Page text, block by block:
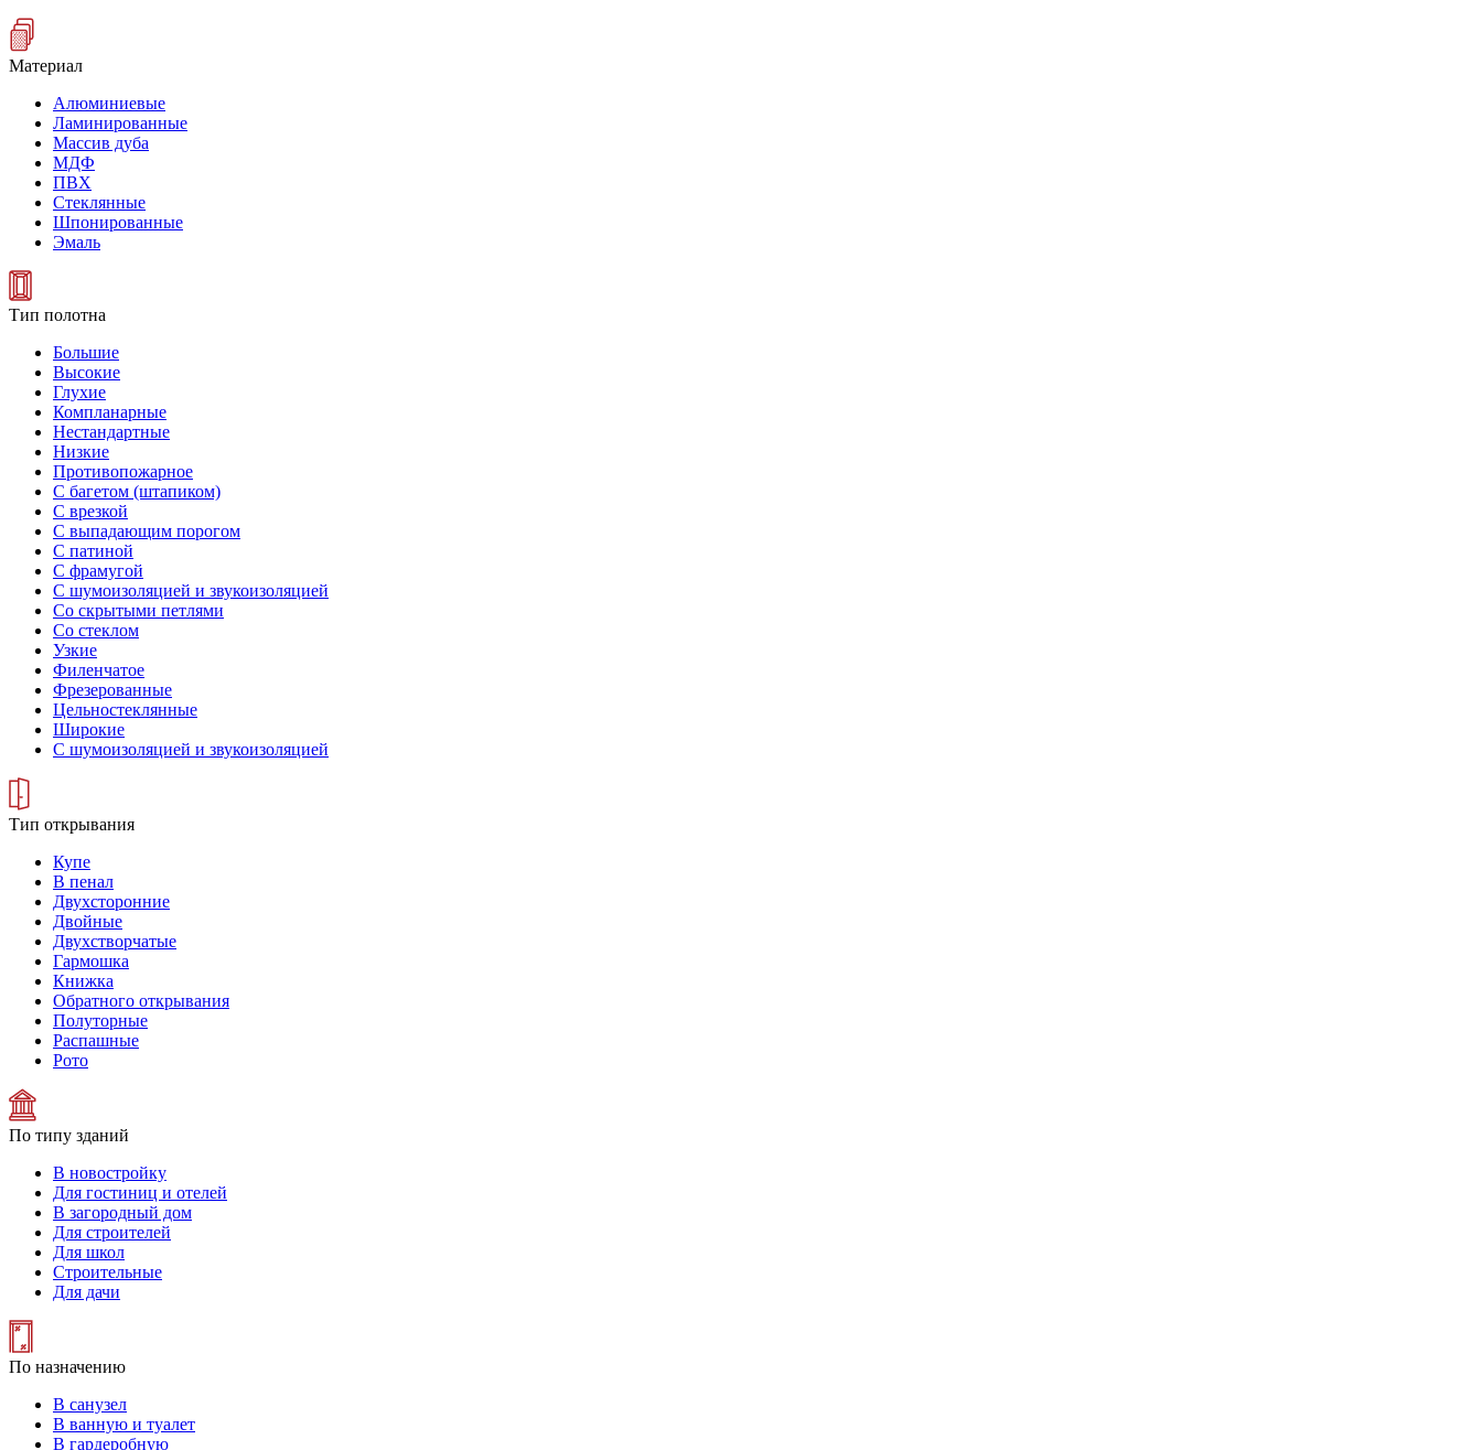
Материал
Алюминиевые
Ламинированные
Массив дуба
МДФ
ПВХ
Стеклянные
Шпонированные
Эмаль
Тип полотна
Большие
Высокие
Глухие
Компланарные
Нестандартные
Низкие
Противопожарное
С багетом (штапиком)
С врезкой
С выпадающим порогом
С патиной
С фрамугой
С шумоизоляцией и звукоизоляцией
Со скрытыми петлями
Со стеклом
Узкие
Филенчатое
Фрезерованные
Цельностеклянные
Широкие
С шумоизоляцией и звукоизоляцией
Тип открывания
Купе
В пенал
Двухсторонние
Двойные
Двухстворчатые
Гармошка
Книжка
Обратного открывания
Полуторные
Распашные
Рото
По типу зданий
В новостройку
Для гостиниц и отелей
В загородный дом
Для строителей
Для школ
Строительные
Для дачи
По назначению
В санузел
В ванную и туалет
В гардеробную